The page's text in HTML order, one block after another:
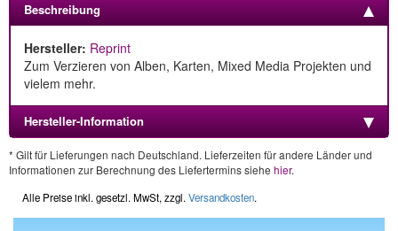
Beschreibung
Hersteller: Reprint
Zum Verzieren von Alben, Karten, Mixed Media Projekten und
vielem mehr.
Hersteller-Information
* Gilt für Lieferungen nach Deutschland. Lieferzeiten für andere Länder und
Informationen zur Berechnung des Liefertermins siehe hier.
Alle Preise inkl. gesetzl. MwSt, zzgl. Versandkosten.